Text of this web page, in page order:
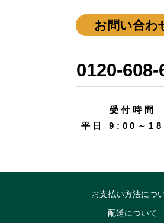
お問い合わ
0120-608-
受付時間
平日 9:00～
お支払い方法につ
配送について